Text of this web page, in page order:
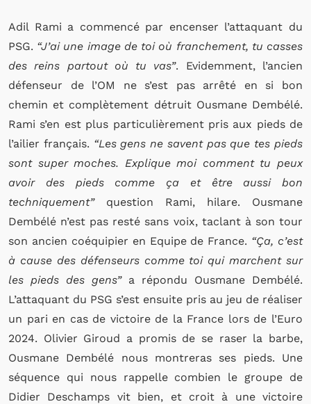
Adil Rami a commencé par encenser l’attaquant du
PSG. “J’ai une image de toi où franchement, tu casses
des reins partout où tu vas”. Evidemment, l’ancien
défenseur de l’OM ne s’est pas arrêté en si bon
chemin et complètement détruit Ousmane Dembélé.
Rami s’en est plus particulièrement pris aux pieds de
l’ailier français. “Les gens ne savent pas que tes pieds
sont super moches. Explique moi comment tu peux
avoir des pieds comme ça et être aussi bon
techniquement”question Rami, hilare. Ousmane
Dembélé n’est pas resté sans voix, taclant à son tour
son ancien coéquipier en Equipe de France. “Ça, c’est
à cause des défenseurs comme toi qui marchent sur
les pieds des gens”a répondu Ousmane Dembélé.
L’attaquant du PSG s’est ensuite pris au jeu de réaliser
un pari en cas de victoire de la France lors de l’Euro
2024. Olivier Giroud a promis de se raser la barbe,
Ousmane Dembélé nous montreras ses pieds. Une
séquence qui nous rappelle combien le groupe de
Didier Deschamps vit bien, et croit à une victoire